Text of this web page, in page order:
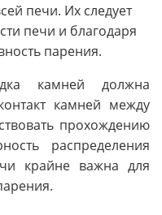
печи. Их следует
печи и благодаря
парения.
камней должна
камней между
прохождению
распределения
крайне важна для